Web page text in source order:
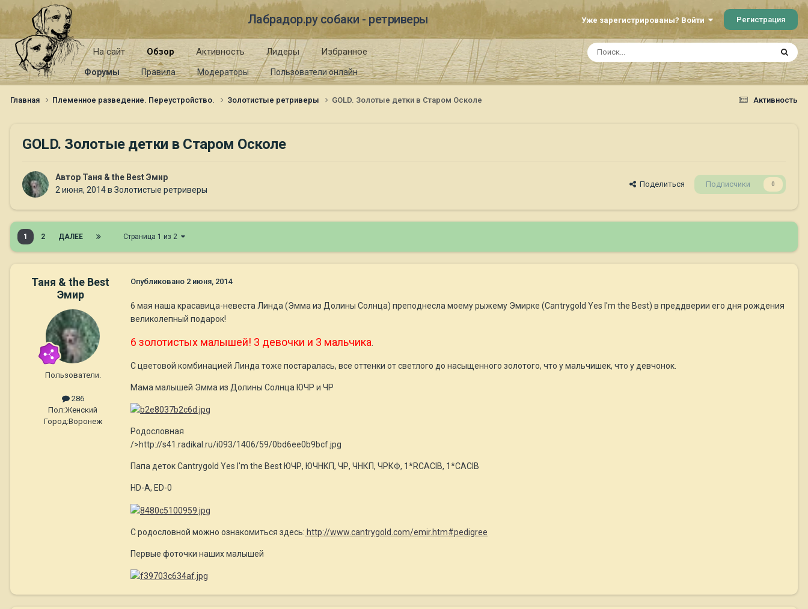
Лабрадор.ру собаки - ретриверы Уже зарегистрированы? Войти Регистрация
На сайт Обзор
Форумы Правила Модераторы Пользователи онлайн
Активность Лидеры Избранное
Активность
Главная Племенное разведение. Переустройство. Золотистые ретриверы GOLD. Золотые детки в Старом Осколе
GOLD. Золотые детки в Старом Осколе
Автор Таня & the Best Эмир
2 июня, 2014в Золотистые ретриверы
Поделиться Подписчики 0
1 2 ДАЛЕЕ Страница 1 из 2
Таня & the Best
Эмир
Пользователи.
286
Пол:Женский
Город:Воронеж
Опубликовано 2 июня, 2014
6 мая наша красавица-невеста Линда (Эмма из Долины Солнца) преподнесла моему рыжему Эмирке (Cantrygold Yes I'm the Best) в преддверии его дня рождения
великолепный подарок!
6 золотистых малышей! 3 девочки и 3 мальчика
С цветовой комбинацией Линда тоже постаралась, все оттенки от светлого до насыщенного золотого, что у мальчишек, что у девчонок.
Мама малышей Эмма из Долины Солнца ЮЧР и ЧР
Родословная
/>http://s41.radikal.ru/i093/1406/59/0bd6ee0b9bcf.jpg
Папа деток Cantrygold Yes I'm the Best ЮЧР, ЮЧНКП, ЧР, ЧНКП, ЧРКФ, 1*RCACIB, 1*CACIB
HD-A, ED-0
С родословной можно ознакомиться здесь: http://www.cantrygold.com/emir.htm#pedigree
Первые фоточки наших малышей